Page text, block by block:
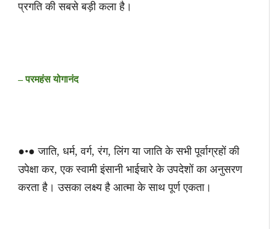
प्रगति की सबसे बड़ी कला है।
– परमहंस योगानंद
●•● जाति, धर्म, वर्ग, रंग, लिंग या जाति के सभी पूर्वाग्रहों की
उपेक्षा कर, एक स्वामी इंसानी भाईचारे के उपदेशों का अनुसरण
करता है। उसका लक्ष्य है आत्मा के साथ पूर्ण एकता।